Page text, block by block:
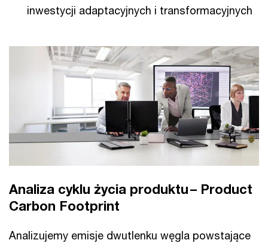
inwestycji adaptacyjnych i transformacyjnych
Analiza cyklu życia produktu – Product
Carbon Footprint
Analizujemy emisje dwutlenku węgla powstające